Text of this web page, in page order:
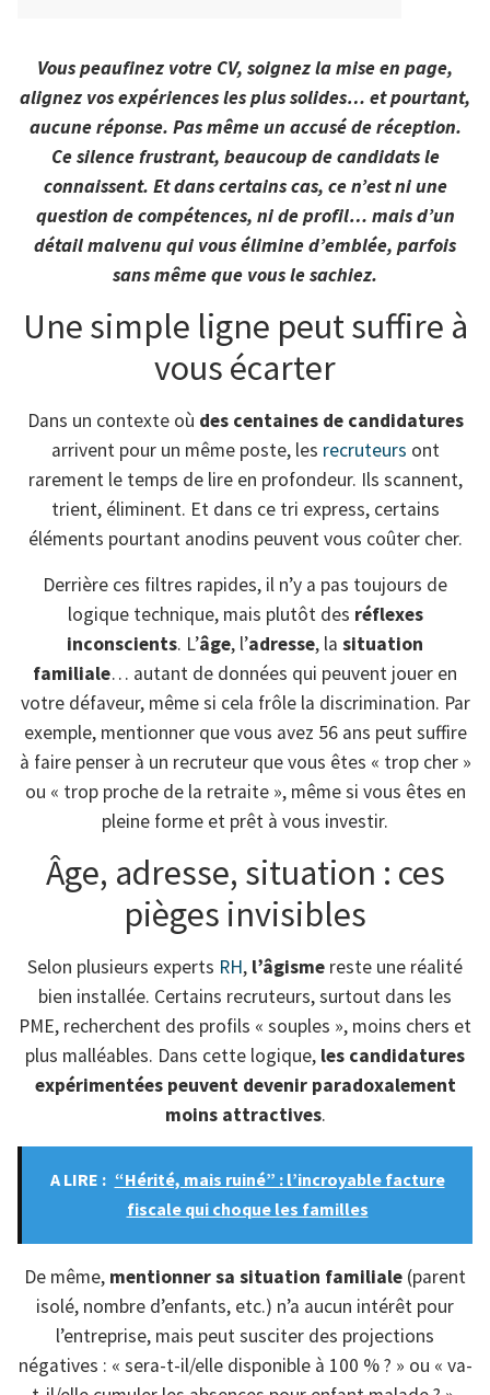
Vous peaufinez votre CV, soignez la mise en page,
alignez vos expériences les plus solides… et pourtant,
aucune réponse. Pas même un accusé de réception.
Ce silence frustrant, beaucoup de candidats le
connaissent. Et dans certains cas, ce n’est ni une
question de compétences, ni de profil… mais d’un
détail malvenu qui vous élimine d’emblée, parfois
sans même que vous le sachiez.
Une simple ligne peut suffire à
vous écarter
Dans un contexte où des centaines de candidatures
arrivent pour un même poste, les recruteurs ont
rarement le temps de lire en profondeur. Ils scannent,
trient, éliminent. Et dans ce tri express, certains
éléments pourtant anodins peuvent vous coûter cher.
Derrière ces filtres rapides, il n’y a pas toujours de
logique technique, mais plutôt des réflexes
inconscients. L’âge, l’adresse, la situation
familiale… autant de données qui peuvent jouer en
votre défaveur, même si cela frôle la discrimination. Par
exemple, mentionner que vous avez 56 ans peut suffire
à faire penser à un recruteur que vous êtes « trop cher »
ou « trop proche de la retraite », même si vous êtes en
pleine forme et prêt à vous investir.
Âge, adresse, situation : ces
pièges invisibles
Selon plusieurs experts RH, l’âgisme reste une réalité
bien installée. Certains recruteurs, surtout dans les
PME, recherchent des profils « souples », moins chers et
plus malléables. Dans cette logique, les candidatures
expérimentées peuvent devenir paradoxalement
moins attractives.
A LIRE : “Hérité, mais ruiné” : l’incroyable facture
fiscale qui choque les familles
De même, mentionner sa situation familiale (parent
isolé, nombre d’enfants, etc.) n’a aucun intérêt pour
l’entreprise, mais peut susciter des projections
négatives : « sera-t-il/elle disponible à 100 % ? » ou « va-